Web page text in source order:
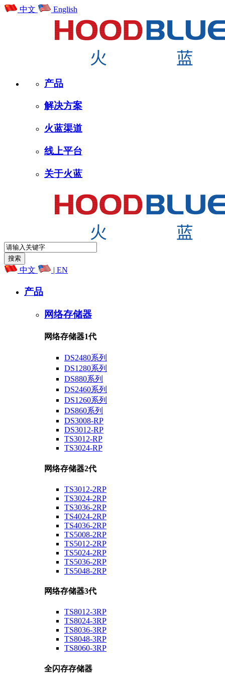
中文 English
产品
解决方案
火蓝渠道
线上平台
关于火蓝
中文 | EN
产品
网络存储器
网络存储器1代
DS2480系列
DS1280系列
DS880系列
DS2460系列
DS1260系列
DS860系列
DS3008-RP
DS3012-RP
TS3012-RP
TS3024-RP
网络存储器2代
TS3012-2RP
TS3024-2RP
TS3036-2RP
TS4024-2RP
TS4036-2RP
TS5008-2RP
TS5012-2RP
TS5024-2RP
TS5036-2RP
TS5048-2RP
网络存储器3代
TS8012-3RP
TS8024-3RP
TS8036-3RP
TS8048-3RP
TS8060-3RP
全闪存存储器